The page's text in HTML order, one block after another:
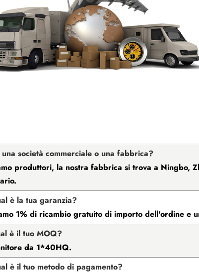
una società commerciale o una fabbrica?
produttori, la nostra fabbrica si trova a Ningbo,
è la tua garanzia?
1% di ricambio gratuito di importo dell'ordine e
è il tuo MOQ?
da 1*40HQ.
è il tuo metodo di pagamento?